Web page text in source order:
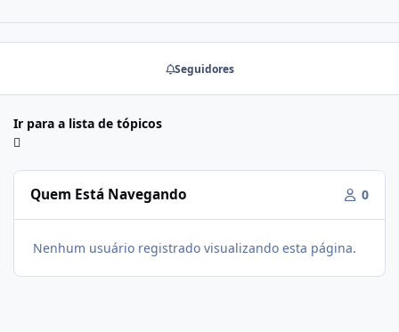
Seguidores
Ir para a lista de tópicos
Quem Está Navegando 0
Nenhum usuário registrado visualizando esta página.